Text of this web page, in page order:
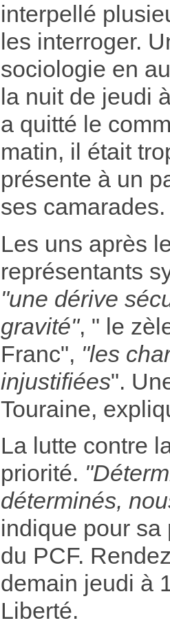
interpellé
les interroger.
sociologie en
la nuit de jeudi
a quitté le
matin, il était
présente à un
ses camarades.
Les uns après
représentants
"une dérive
gravité", " le
Franc", "les
injustifiées".
Touraine,
La lutte contre
priorité.
déterminés,
indique pour sa
du PCF.
demain jeudi à
Liberté.